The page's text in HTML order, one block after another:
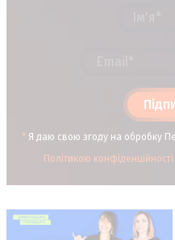
* Я даю свою згоду на обробку
Політикою конфіденційності